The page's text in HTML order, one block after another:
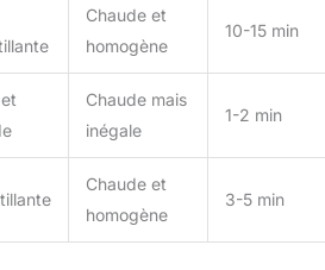
Chaude et
homogène
10-15 min
Chaude mais
inégale
1-2 min
Chaude et
homogène
3-5 min